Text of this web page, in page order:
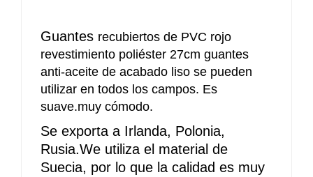
Guantes recubiertos de PVC rojo
revestimiento poliéster 27cm guantes
anti-aceite de acabado liso se pueden
utilizar en todos los campos. Es
suave.muy cómodo.
Se exporta a Irlanda, Polonia,
Rusia.We utiliza el material de
Suecia, por lo que la calidad es muy